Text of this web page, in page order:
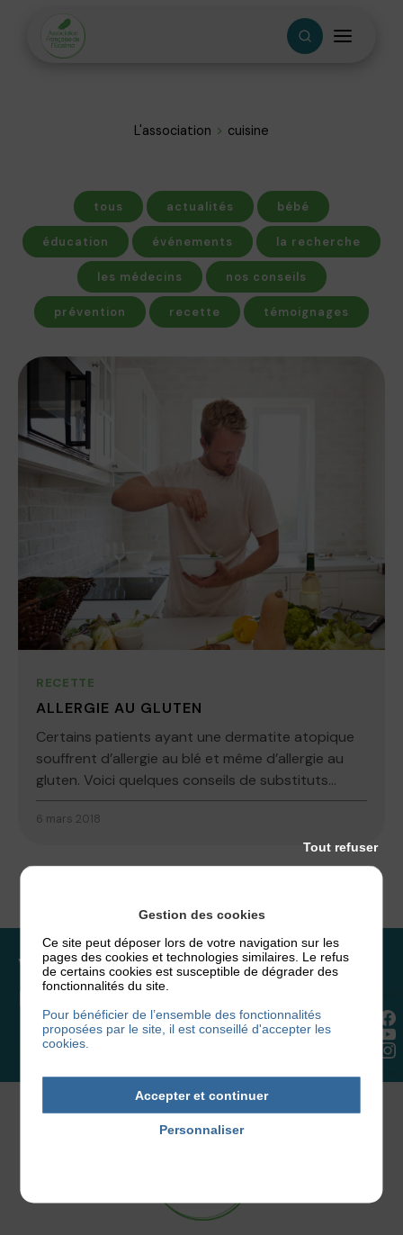
L'association cuisine
tous actualités bébé
éducation événements la recherche
les médecins nos conseils
prévention recette témoignages
RECETTE
ALLERGIE AU GLUTEN
Certains patients ayant une dermatite atopique
souffrent d’allergie au blé et même d’allergie au
gluten. Voici quelques conseils de substituts...
6 mars 2018
Vous souhaitez rejoindre
l’association ou faire un don ?
NOUS REJOINDRE
Gestion des cookies
Ce site peut déposer lors de votre navigation sur les
pages des cookies et technologies similaires. Le refus
de certains cookies est susceptible de dégrader des
fonctionnalités du site.
Pour bénéficier de l’ensemble des fonctionnalités
proposées par le site, il est conseillé d'accepter les
cookies.
Accepter et continuer
Tout refuser
Personnaliser